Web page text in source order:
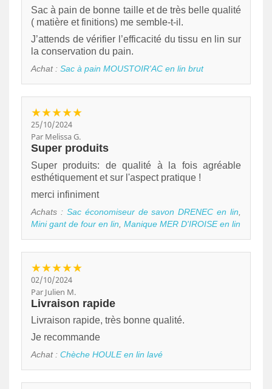
Sac à pain de bonne taille et de très belle qualité
( matière et finitions) me semble-t-il.
J’attends de vérifier l’efficacité du tissu en lin sur
la conservation du pain.
Achat : Sac à pain MOUSTOIR'AC en lin brut
★★★★★
25/10/2024
Par Melissa G.
Super produits
Super produits: de qualité à la fois agréable
esthétiquement et sur l'aspect pratique !
merci infiniment
Achats : Sac économiseur de savon DRENEC en lin
Mini gant de four en lin Manique MER D'IROISE en lin
★★★★★
02/10/2024
Par Julien M.
Livraison rapide
Livraison rapide, très bonne qualité.
Je recommande
Achat : Chèche HOULE en lin lavé